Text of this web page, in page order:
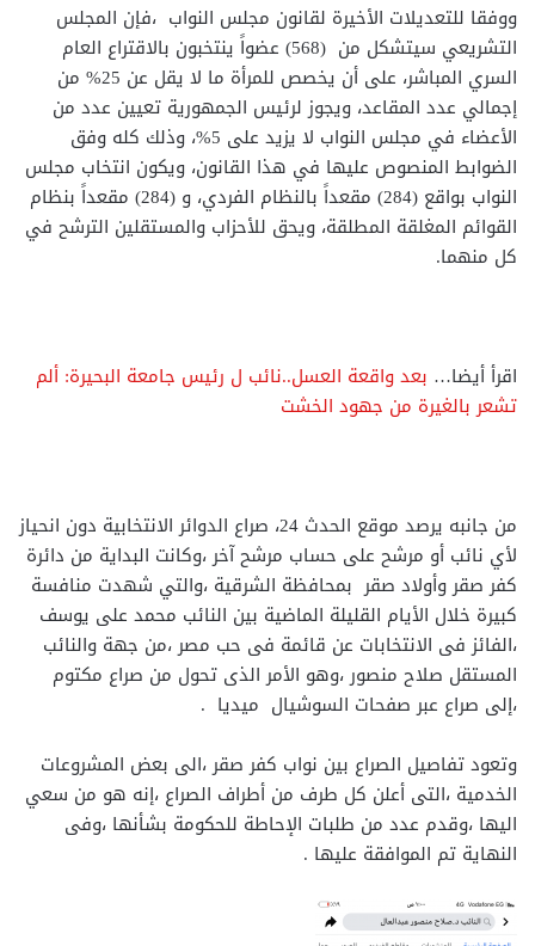
ووفقا للتعديلات الأخيرة لقانون مجلس النواب ،فإن المجلس
التشريعي سيتشكل من (568) عضواً ينتخبون بالاقتراع العام
السري المباشر، على أن يخصص للمرأة ما لا يقل عن 25% من
إجمالي عدد المقاعد، ويجوز لرئيس الجمهورية تعيين عدد من
الأعضاء في مجلس النواب لا يزيد على 5%، وذلك كله وفق
الضوابط المنصوص عليها في هذا القانون، ويكون انتخاب مجلس
النواب بواقع (284) مقعداً بالنظام الفردي، و (284) مقعداً بنظام
القوائم المغلقة المطلقة، ويحق للأحزاب والمستقلين الترشح في
كل منهما.
اقرأ أيضا… بعد واقعة العسل..نائب ل رئيس جامعة البحيرة: ألم
تشعر بالغيرة من جهود الخشت
من جانبه يرصد موقع الحدث 24، صراع الدوائر الانتخابية دون انحياز
لأي نائب أو مرشح على حساب مرشح آخر ،وكانت البداية من دائرة
كفر صقر وأولاد صقر بمحافظة الشرقية ،والتي شهدت منافسة
كبيرة خلال الأيام القليلة الماضية بين النائب محمد على يوسف
،الفائز فى الانتخابات عن قائمة فى حب مصر ،من جهة والنائب
المستقل صلاح منصور ،وهو الأمر الذى تحول من صراع مكتوم
،إلى صراع عبر صفحات السوشيال ميديا .
وتعود تفاصيل الصراع بين نواب كفر صقر ،الى بعض المشروعات
الخدمية ،التى أعلن كل طرف من أطراف الصراع ،إنه هو من سعي
اليها ،وقدم عدد من طلبات الإحاطة للحكومة بشأنها ،وفى
النهاية تم الموافقة عليها .